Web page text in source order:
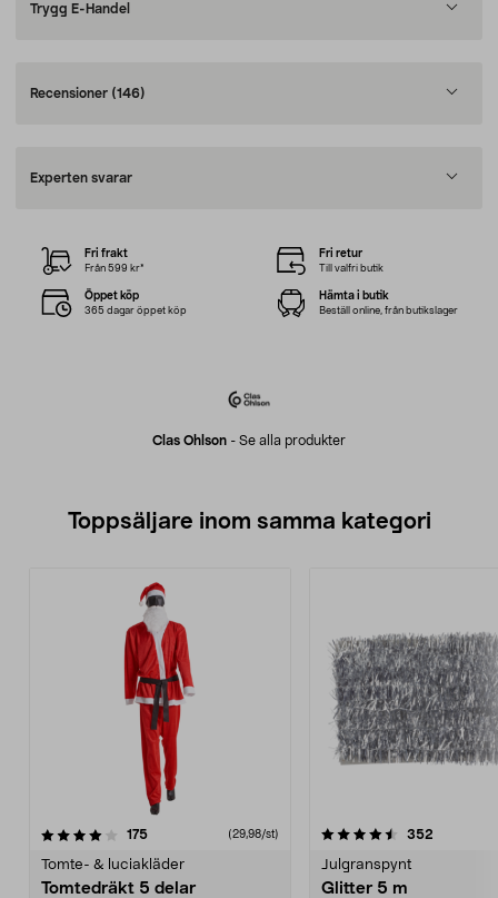
Trygg E-Handel
Recensioner (146)
Experten svarar
Clas Ohlson - Se alla produkter
Fri frakt
Från 599 kr*
Fri retur
Till valfri butik
Öppet köp
365 dagar öppet köp
Hämta i butik
Beställ online, från butikslager
Toppsäljare inom samma kategori
175recensioner (29,98/st)
Tomte- & luciakläder
Tomtedräkt 5 delar
4.5 av 5 stjärnor 352
Julgranspynt
Glitter 5 m
4.5 av 5 stjärnor